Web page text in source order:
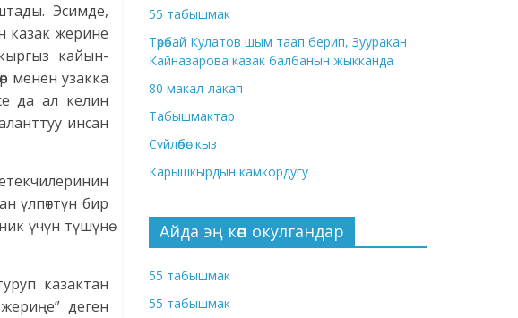
Эсимде,
казак жерине
кайын-
менен узакка
да ал келин
инсан
үлпөттүн бир
үчүн түшүнө
казактан
деген
55 табышмак
Төрөбай Кулатов шым таап берип, Зууракан
Кайназарова казак балбанын жыкканда
80 макал-лакап
Табышмактар
Сүйлөбөс кыз
Карышкырдын камкордугу
Айда эң көп окулгандар
55 табышмак
55 табышмак